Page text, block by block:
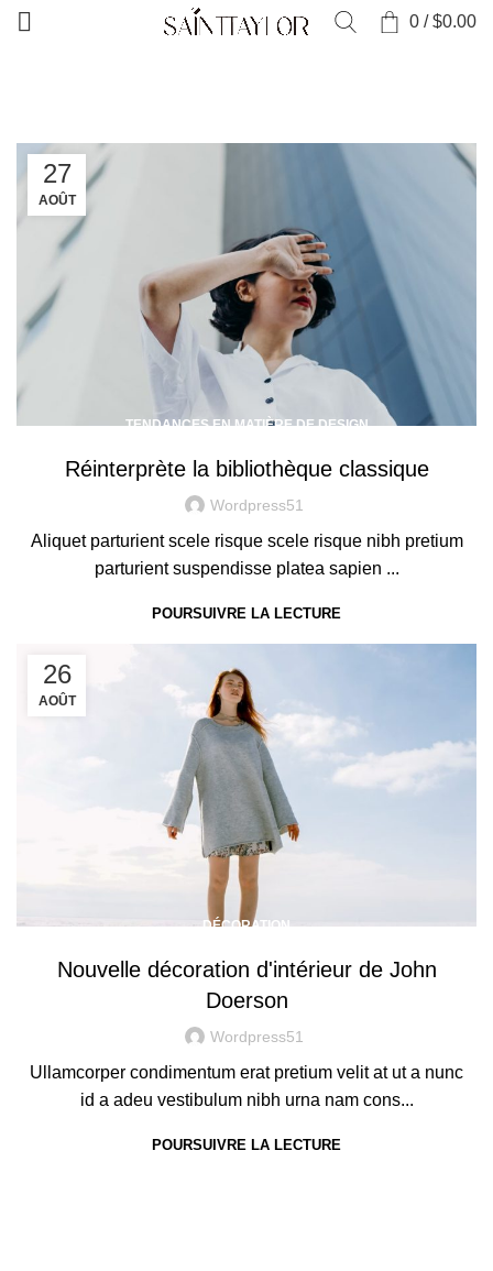
0 / $0.00
27
AOÛT
TENDANCES EN MATIÈRE DE DESIGN
Réinterprète la bibliothèque classique
Wordpress51
Aliquet parturient scele risque scele risque nibh pretium
parturient suspendisse platea sapien ...
POURSUIVRE LA LECTURE
26
AOÛT
DÉCORATION
Nouvelle décoration d'intérieur de John
Doerson
Wordpress51
Ullamcorper condimentum erat pretium velit at ut a nunc
id a adeu vestibulum nibh urna nam cons...
POURSUIVRE LA LECTURE